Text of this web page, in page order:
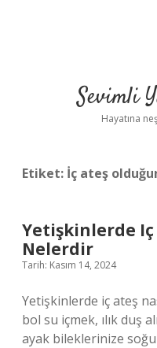
Sevimli
Hayatına
Etiket: İç ateş
Yetişkinlerde
Nelerdir
Tarih: Kasım 14, 2024
Yetişkinlerde iç ateş
bol su içmek, ılık duş
ayak bileklerinize